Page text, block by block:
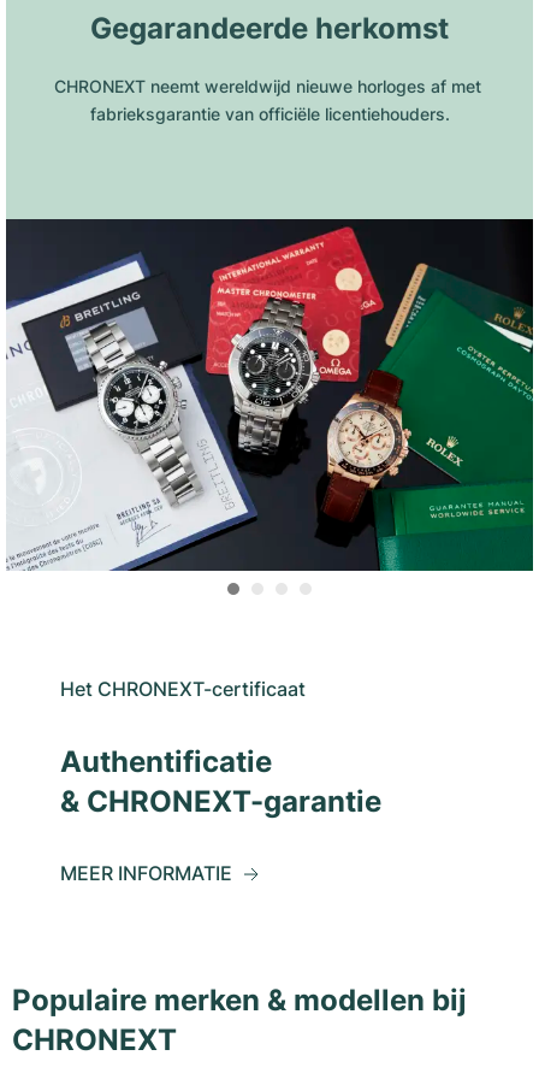
Gegarandeerde herkomst
CHRONEXT neemt wereldwijd nieuwe horloges af met
fabrieksgarantie van officiële licentiehouders.
Het CHRONEXT-certificaat
Authentificatie
& CHRONEXT-garantie
MEER INFORMATIE
Populaire merken & modellen bij
CHRONEXT